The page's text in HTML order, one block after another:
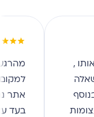
,
למקום
אתר
בעד